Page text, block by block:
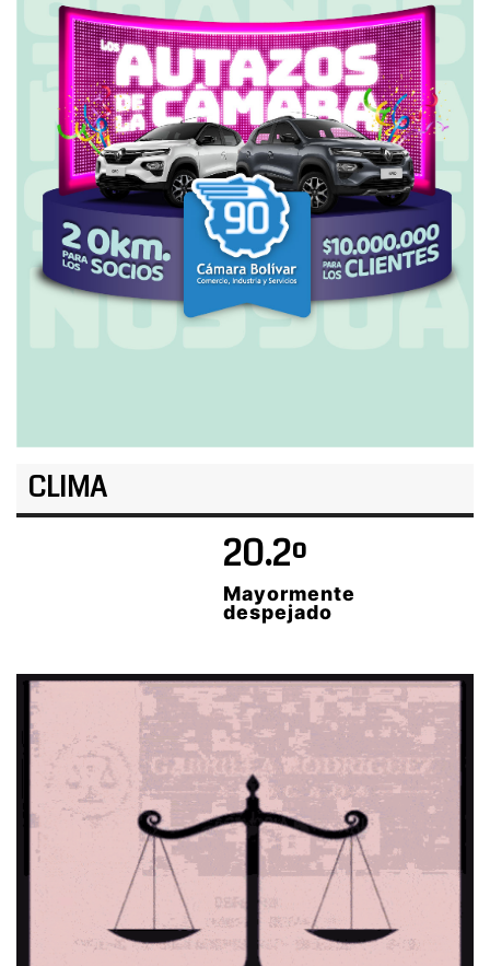
CLIMA
20.2º
Mayormente
despejado